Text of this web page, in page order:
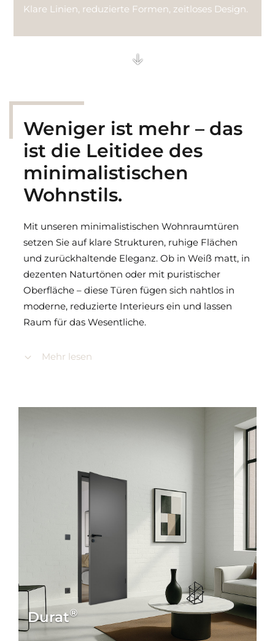
Klare Linien, reduzierte Formen, zeitloses Design.
Weniger ist mehr – das
ist die Leit­idee des
minima­listi­schen
Wohn­stils.
Mit unseren minimalistischen Wohnraumtüren
setzen Sie auf klare Strukturen, ruhige Flächen
und zurückhaltende Eleganz. Ob in Weiß matt, in
dezenten Naturtönen oder mit puristischer
Oberfläche – diese Türen fügen sich nahtlos in
moderne, reduzierte Interieurs ein und lassen
Raum für das Wesentliche.
mit Funktion
Auswahl an hochwertigen Oberflächen:
Oberfläche
– widerstandsfähig,
modern und samtig-matt
– edler Tiefenglanz in
glatter, eleganter Ausführung
HPL (High Pressure Laminate)
robust und pflegeleicht
Durat Schichtstoff
– kratzfest, langlebig und
mit feiner Struktur
Diese Materialien vereinen Design und
Mehr lesen
Durat®